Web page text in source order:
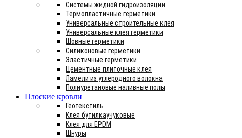
Системы жидной гидроизоляции
Термопластичные герметики
Универсальные строительные клея
Универсальные клея герметики
Шовные герметики
Силиконовые герметики
Эластичные герметики
Цементные плиточные клея
Ламели из углеродного волокна
Полиуретановые наливные полы
Плоские кровли
Геотекстиль
Клея бутилкаучуковые
Клея для EPDM
Шнуры